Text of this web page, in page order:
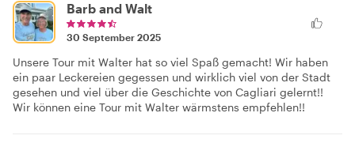
Barb and Walt
30 September 2025
Unsere Tour mit Walter hat so viel Spaß gemacht! Wir haben
ein paar Leckereien gegessen und wirklich viel von der Stadt
gesehen und viel über die Geschichte von Cagliari gelernt!!
Wir können eine Tour mit Walter wärmstens empfehlen!!